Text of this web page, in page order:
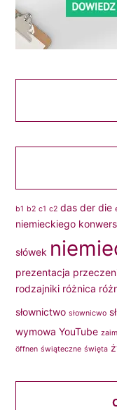
b1 b2 c1 c2 das der die
niemieckiego
słówek
prezentacja
rodzajniki różnica
słownictwo słownicwo
wymowa YouTube
öffnen świąteczne święta